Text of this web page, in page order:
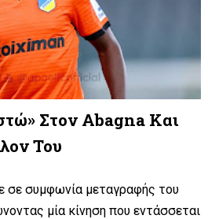
Στον Abagna Και
Του
συμφωνία μεταγραφής του
μία κίνηση που εντάσσεται